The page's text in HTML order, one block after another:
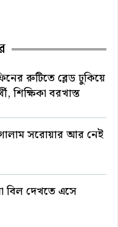
রুটিতে ব্লেড ঢুকিয়ে
শিক্ষিকা বরখাস্ত
সরোয়ার আর নেই
বিল দেখতে এসে